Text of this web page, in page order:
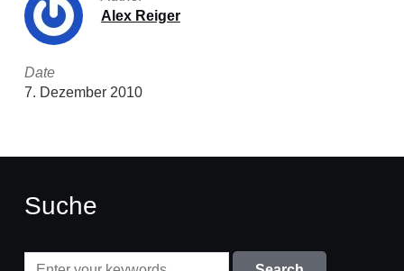
Alex Reiger
Date
7. Dezember 2010
Suche